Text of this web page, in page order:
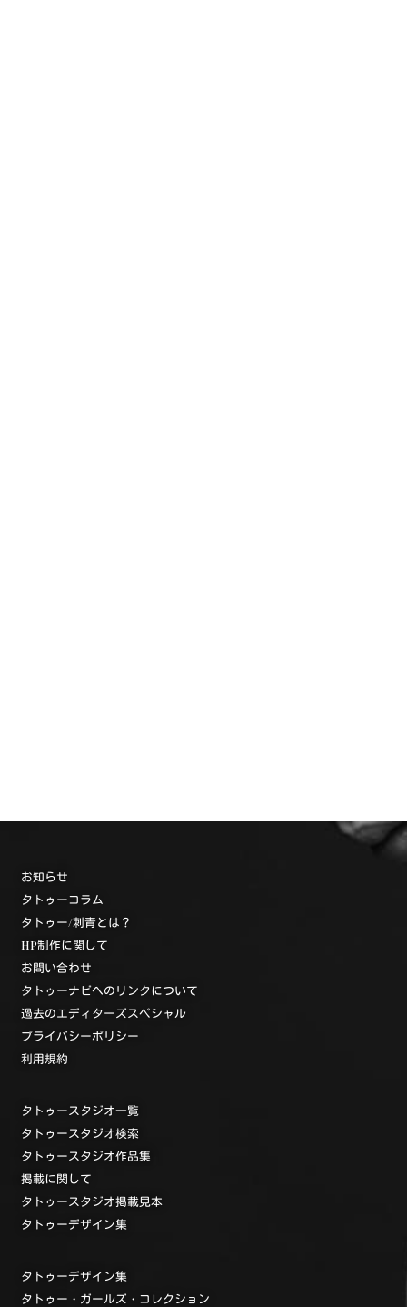
お知らせ
タトゥーコラム
タトゥー/刺青とは？
HP制作に関して
お問い合わせ
タトゥーナビへのリンクについて
過去のエディターズスペシャル
プライバシーポリシー
利用規約
タトゥースタジオ一覧
タトゥースタジオ検索
タトゥースタジオ作品集
掲載に関して
タトゥースタジオ掲載見本
タトゥーデザイン集
タトゥーデザイン集
タトゥー・ガールズ・コレクション